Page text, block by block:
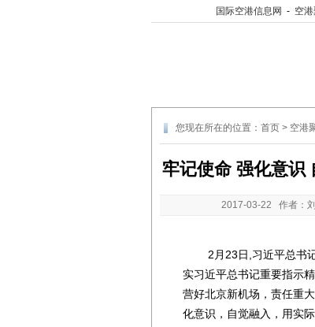
国际空港信息网 - 空
您现在所在的位置： 首页 > 空港
牢记使命 强化意识
2017-03-22 作者：
2月23日,习近平总书记
实习近平总书记重要指示
营好北京新机场，责任重
化意识，自觉融入，用实